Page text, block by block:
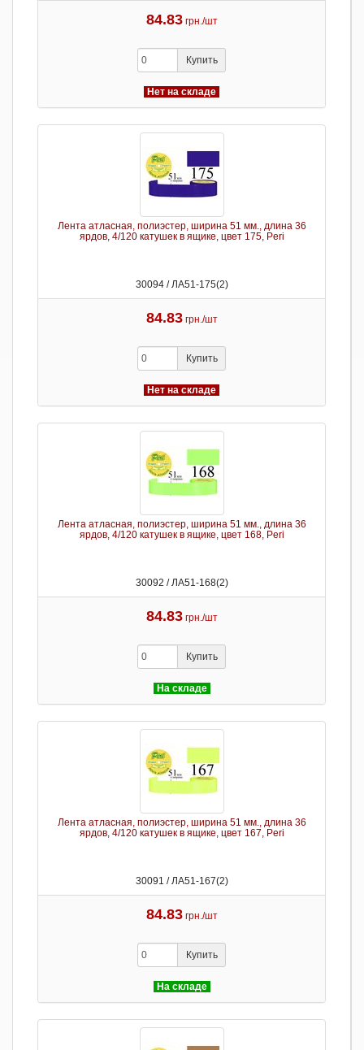
84.83 грн./шт
Купить
Нет на складе
Лента атласная, полиэстер, ширина 51 мм., длина 36
ярдов, 4/120 катушек в ящике, цвет 175, Peri
30094 / ЛА51-175(2)
84.83 грн./шт
Купить
Нет на складе
Лента атласная, полиэстер, ширина 51 мм., длина 36
ярдов, 4/120 катушек в ящике, цвет 168, Peri
30092 / ЛА51-168(2)
84.83 грн./шт
Купить
На складе
Лента атласная, полиэстер, ширина 51 мм., длина 36
ярдов, 4/120 катушек в ящике, цвет 167, Peri
30091 / ЛА51-167(2)
84.83 грн./шт
Купить
На складе